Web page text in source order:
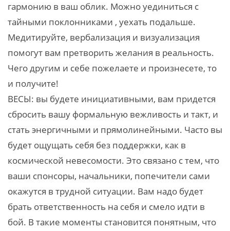
гармонию в ваш облик. Можно уединиться с
тайными поклонниками , уехать подальше.
Медитируйте, вербализация и визуализация
помогут вам претворить желания в реальность.
Чего другим и себе пожелаете и произнесете, то
и получите!
ВЕСЫ: вы будете инициативными, вам придется
сбросить вашу формальную вежливость и такт, и
стать энергичными и прямолинейными. Часто вы
будет ощущать себя без поддержки, как в
космической невесомости. Это связано с тем, что
ваши спонсоры, начальники, попечители сами
окажутся в трудной ситуации. Вам надо будет
брать ответственность на себя и смело идти в
бой. В такие моменты становится понятным, что